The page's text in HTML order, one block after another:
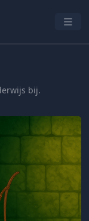
bij.